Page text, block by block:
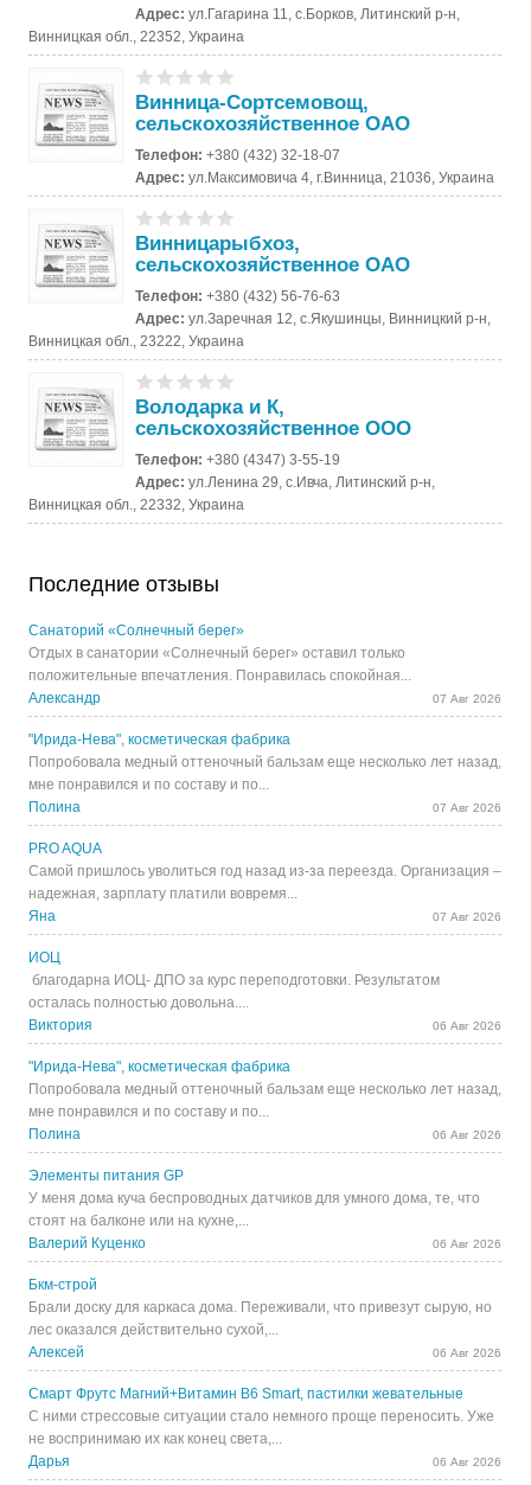
Адрес:ул.Гагарина 11, с.Борков, Литинский р-н,
Винницкая обл., 22352, Украина
Винница-Сортсемовощ,
сельскохозяйственное ОАО
Телефон:+380 (432) 32-18-07
Адрес:ул.Максимовича 4, г.Винница, 21036, Украина
Винницарыбхоз,
сельскохозяйственное ОАО
Телефон:+380 (432) 56-76-63
Адрес:ул.Заречная 12, с.Якушинцы, Винницкий р-н,
Винницкая обл., 23222, Украина
Володарка и К,
сельскохозяйственное ООО
Телефон:+380 (4347) 3-55-19
Адрес:ул.Ленина 29, с.Ивча, Литинский р-н,
Винницкая обл., 22332, Украина
Последние отзывы
Санаторий «Солнечный берег»
Отдых в санатории «Солнечный берег» оставил только
положительные впечатления. Понравилась спокойная...
Александр
07 Авг 2026
"Ирида-Нева", косметическая фабрика
Попробовала медный оттеночный бальзам еще несколько лет назад,
мне понравился и по составу и по...
Полина
07 Авг 2026
PRO AQUA
Самой пришлось уволиться год назад из-за переезда. Организация –
надежная, зарплату платили вовремя...
Яна
07 Авг 2026
ИОЦ
благодарна ИОЦ- ДПО за курс переподготовки. Результатом
осталась полностью довольна....
Виктория
06 Авг 2026
"Ирида-Нева", косметическая фабрика
Попробовала медный оттеночный бальзам еще несколько лет назад,
мне понравился и по составу и по...
Полина
06 Авг 2026
Элементы питания GP
У меня дома куча беспроводных датчиков для умного дома, те, что
стоят на балконе или на кухне,...
Валерий Куценко
06 Авг 2026
Бкм-строй
Брали доску для каркаса дома. Переживали, что привезут сырую, но
лес оказался действительно сухой,...
Алексей
06 Авг 2026
Смарт Фрутс Магний+Витамин В6 Smart, пастилки жевательные
С ними стрессовые ситуации стало немного проще переносить. Уже
не воспринимаю их как конец света,...
Дарья
06 Авг 2026